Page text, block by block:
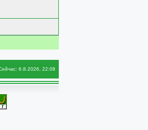
6.8.2026, 22:08